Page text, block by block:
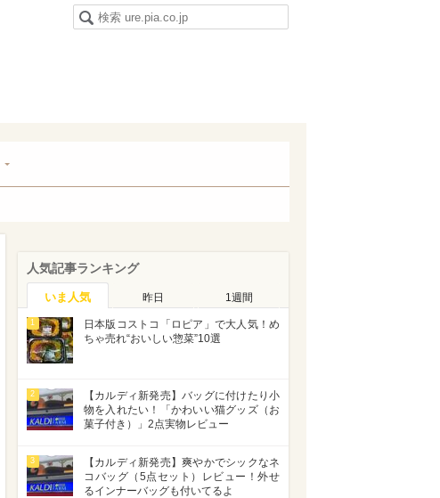
人気記事ランキング
いま人気 昨日 1週間
1
日本版コストコ「ロピア」で大人気！め
ちゃ売れ“おいしい惣菜”10選
2
【カルディ新発売】バッグに付けたり小
物を入れたい！「かわいい猫グッズ（お
菓子付き）」2点実物レビュー
3
【カルディ新発売】爽やかでシックなネ
コバッグ（5点セット）レビュー！外せ
るインナーバッグも付いてるよ